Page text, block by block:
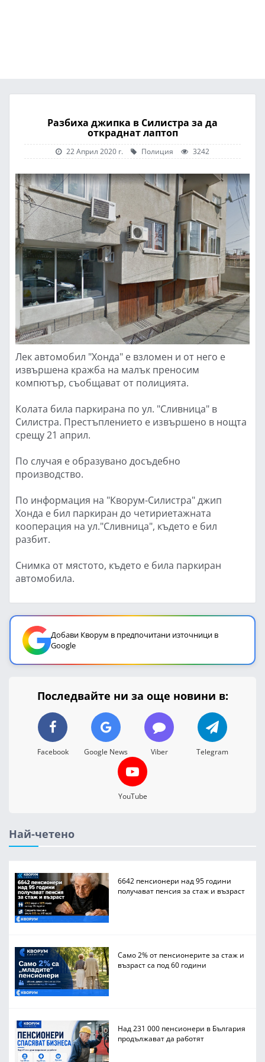
Разбиха джипка в Силистра за да
откраднат лаптоп
22 Април 2020 г. Полиция 3242
Лек автомобил "Хонда" е взломен и от него е
извършена кражба на малък преносим
компютър, съобщават от полицията.
Колата била паркирана по ул. "Сливница" в
Силистра. Престъплението е извършено в нощта
срещу 21 април.
По случая е образувано досъдебно
производство.
По информация на "Кворум-Силистра" джип
Хонда е бил паркиран до четириетажната
кооперация на ул."Сливница", където е бил
разбит.
Снимка от мястото, където е била паркиран
автомобила.
Добави Кворум в предпочитани източници в
Google
Последвайте ни за още новини в:
Facebook Google News Viber Telegram
YouTube
Най-четено
6642 пенсионери над 95 години
получават пенсия за стаж и възраст
Само 2% от пенсионерите за стаж и
възраст са под 60 години
Над 231 000 пенсионери в България
продължават да работят